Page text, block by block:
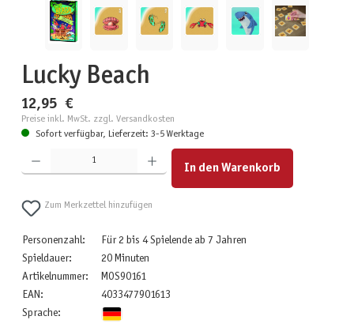
Lucky Beach
12,95 €
Preise inkl. MwSt. zzgl. Versandkosten
Sofort verfügbar, Lieferzeit: 3-5 Werktage
Produkt Anzahl: Gib den gewünschten Wert ein oder benutze die Schaltflächen um die Anzahl zu
In den Warenkorb
Zum Merkzettel hinzufügen
Personenzahl:
Für 2 bis 4 Spielende ab 7 Jahren
Spieldauer:
20 Minuten
Artikelnummer:
MOS90161
EAN:
4033477901613
Sprache: